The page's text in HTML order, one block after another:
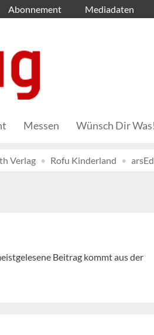
Abonnement Mediadaten
Messen Wünsch Dir Was!
Verlag Rofu Kinderland
Beitrag kommt aus der